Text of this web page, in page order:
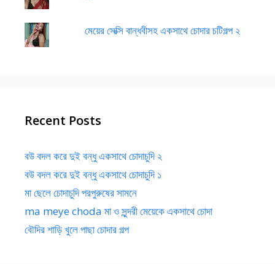
মেয়ের সেক্সি বান্ধবীসহ একসাথে চোদার চটিগল্প ২
Recent Posts
বউ বদল করে দুই বন্ধু একসাথে চোদাচুদি ২
বউ বদল করে দুই বন্ধু একসাথে চোদাচুদি ১
মা ছেলে চোদাচুদি পরপুরুষের সামনে
ma meye choda মা ও সুন্দরী মেয়েকে একসাথে চোদা
বৌদির শাড়ি খুলে পাছা চোদার গল্প